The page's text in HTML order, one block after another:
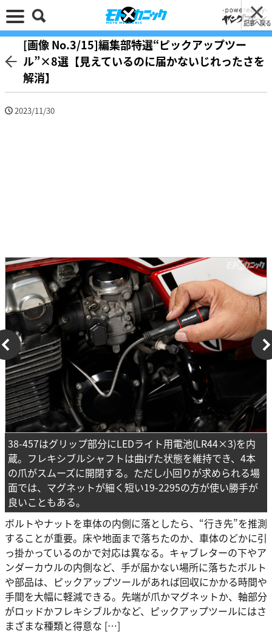
記事へ戻る
[画像 No.3/15]編集部特選“ピックアップツー
ル”×8選【見えているのに届かないじれったさを
解消】
2023/11/30
38-457はグリップ部分にLEDライト用電池(LR44×3)を内
蔵。フレキシブルシャフトは曲げた状態を維持でき、4本
の爪がスムーズに開閉する。ただし小回りが求められる場
面では、マグネットが細く短い19-2295の方が使い勝手が
良いこともある。
ボルトやナットを車体の内側に落としたら、“行き先”を推測
することが重要。床や地面まで落ちたのか、車体のどかに引
っ掛かっているのかで対応は異なる。キャブレターの下やア
ンダーカウルの内側など、手が届かない場所に落ちたボルト
や部品は、ピックアップツールがあれば回収にかかる時間や
手間を大幅に軽減できる。先端が爪かマグネットか、軸部分
がロッドかフレキシブルかなど、ピックアップツールにはさ
まざまな種類と得意な […]